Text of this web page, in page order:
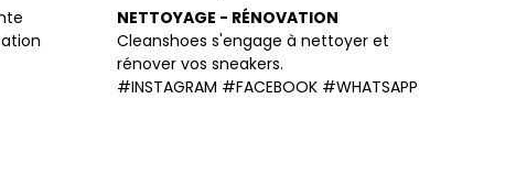
NETTOYAGE - RÉNOVATION
Cleanshoes s'engage à nettoyer et
rénover vos sneakers.
#INSTAGRAM #FACEBOOK #WHATSAPP